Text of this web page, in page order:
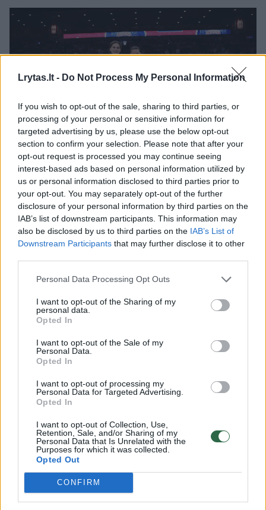
Lrytas.lt - Do Not Process My Personal Information
If you wish to opt-out of the sale, sharing to third parties, or
processing of your personal or sensitive information for
targeted advertising by us, please use the below opt-out
section to confirm your selection. Please note that after your
opt-out request is processed you may continue seeing
interest-based ads based on personal information utilized by
us or personal information disclosed to third parties prior to
your opt-out. You may separately opt-out of the further
disclosure of your personal information by third parties on the
IAB’s list of downstream participants. This information may
also be disclosed by us to third parties on the IAB’s List of
Downstream Participants that may further disclose it to other
Personal Data Processing Opt Outs
I want to opt-out of the Sharing of my
personal data.
Opted In
I want to opt-out of the Sale of my
Personal Data.
Opted In
I want to opt-out of processing my
Personal Data for Targeted Advertising.
Opted In
I want to opt-out of Collection, Use,
Retention, Sale, and/or Sharing of my
Personal Data that Is Unrelated with the
Purposes for which it was collected.
Opted Out
CONFIRM
Daugiau nuotraukų (1)
Rugpjūčio 24 d. Utenoje rezervinės rinktinės
laukia dar vienas rimtas egzaminas – akistata
su dabartine NCAA čempione Mičigano
„Wolverines“ komanda.
Bilietai į šias kontrolines rungtynes sparčiai
tirpsta, o juos galite įsigyti čia. Ten pat dar
galima įsigyti ir bilietus į pagrindinės vyrų
rinktinės kontrolinius mūšius su NCAA
ekipomis bei Estijos nacionaline komanda.
Taip pat pekyboje jau pasirodė ir bilietai į
pasaulio čempionato atrankos mūšį
Hercegovinos rinktine.
LTU.BASKETBALL svetainė su Lietuvos
rezervinės rinktinės treneriu M. Lukošiumi
kalbėjosi apie pasirinktą dvyliktuką,